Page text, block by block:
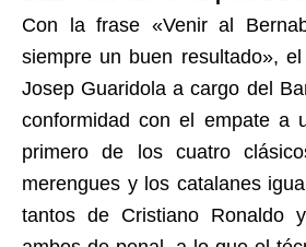
Con la frase «Venir al
siempre un buen resultado», el
Josep Guaridola a cargo del
conformidad con el empate a
primero de los cuatro
merengues y los catalanes
tantos de Cristiano Ronaldo